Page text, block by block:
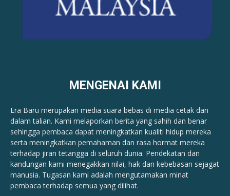
MENGENAI KAMI
Era Baru merupakan media suara bebas di media cetak dan
dalam talian. Kami melaporkan berita yang sahih dan benar ​​
sehingga pembaca dapat meningkatkan kualiti hidup mereka
serta meningkatkan pemahaman dan rasa hormat mereka
terhadap jiran tetangga di seluruh dunia. Pendekatan dan
kandungan kami menegakkan nilai, hak dan kebebasan sejagat
manusia. Tugasan kami adalah mengutamakan minat
pembaca terhadap semua yang dilihat.